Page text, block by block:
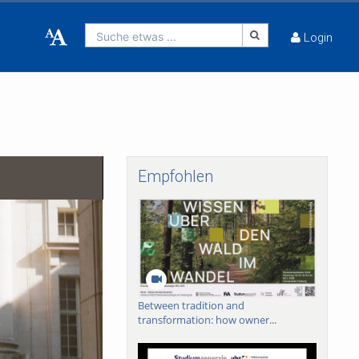
Suche etwas ... Login
Empfohlen
Between tradition and
transformation: how owner...